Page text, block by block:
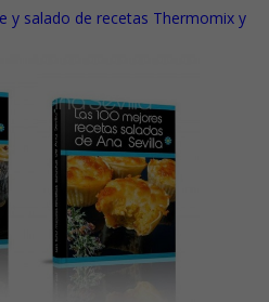
y salado de recetas Thermomix y